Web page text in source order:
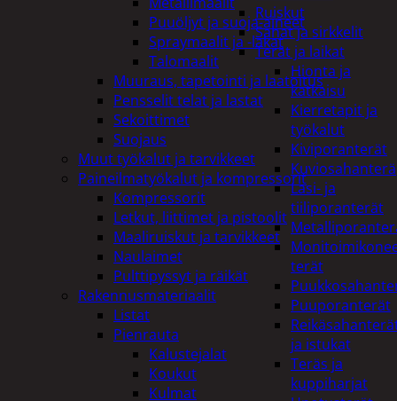
Ruiskut
Sahat ja sirkkelit
Terät ja laikat
Hionta ja
katkaisu
Kierretapit ja
työkalut
Kiviporanterät
Kuviosahanterä
Lasi- ja
tiiliporanterät
terät
Puuporanterät
ja istukat
Teräs ja
kuppiharjat
Puuöljyt ja suoja-aineet
Spraymaalit ja -lakat
Talomaalit
Muuraus, tapetointi ja laatoitus
Pensselit telat ja lastat
Sekoittimet
Suojaus
Muut työkalut ja tarvikkeet
Paineilmatyökalut ja kompressorit
Kompressorit
Letkut, liittimet ja pistoolit
Maaliruiskut ja tarvikkeet
Naulaimet
Pulttipyssyt ja räikät
Rakennusmateriaalit
Listat
Pienrauta
Kalustejalat
Koukut
Kulmat